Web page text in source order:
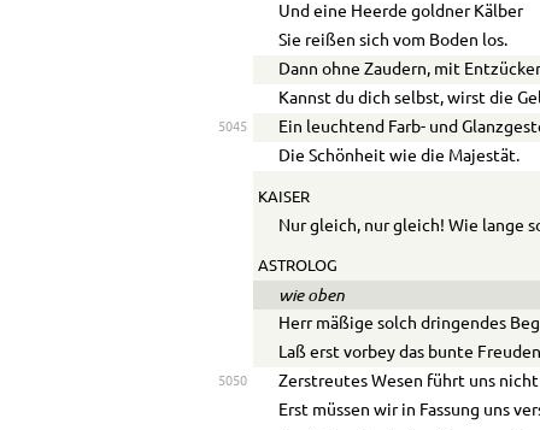
Und eine Heerde goldner Kälber
Sie reißen sich vom Boden los.
Dann ohne Zaudern, mit
Kannst du dich selbst, wirst die
5045
Ein leuchtend Farb- und
Die Schönheit wie die Majestät.
KAISER
Nur gleich, nur gleich! Wie lange
ASTROLOG
wie oben
Herr mäßige solch dringendes
Laß erst vorbey das bunte
5050
Zerstreutes Wesen führt uns
Erst müssen wir in Fassung uns